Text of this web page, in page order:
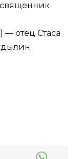
отец Стаса